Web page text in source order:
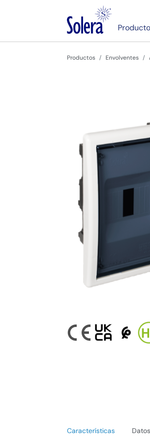
Productos Envolventes
Características